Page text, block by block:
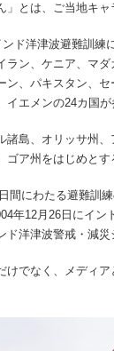
とは、ご当地キ
ド洋津波避難訓
ン、ケニア、マ
、パキスタン、
エメンの24カ国が
諸島、オリッサ州
ア州をはじめと
間にわたる避難訓
年12月26日にイ
洋津波警戒・減
けでなく、メディ